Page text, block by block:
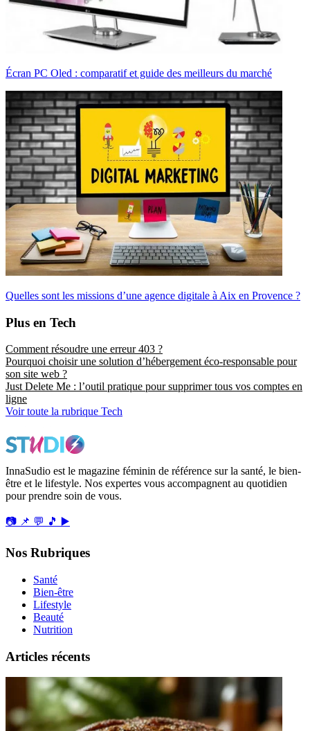
Écran PC Oled : comparatif et guide des meilleurs du marché
Quelles sont les missions d’une agence digitale à Aix en Provence ?
Plus en Tech
Comment résoudre une erreur 403 ?
Pourquoi choisir une solution d’hébergement éco-responsable pour
son site web ?
Just Delete Me : l’outil pratique pour supprimer tous vos comptes en
ligne
Voir toute la rubrique Tech
InnaSudio est le magazine féminin de référence sur la santé, le bien-
être et le lifestyle. Nos expertes vous accompagnent au quotidien
pour prendre soin de vous.
📷 📌 💬 🎵 ▶️
Nos Rubriques
Santé
Bien-être
Lifestyle
Beauté
Nutrition
Articles récents